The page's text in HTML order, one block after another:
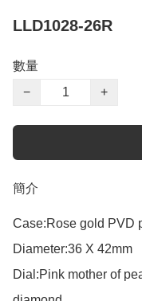
LLD1028-26R
數量
−
+
簡介
Case:Rose gold PVD
Diameter:36 X 42mm
Dial:Pink mother of